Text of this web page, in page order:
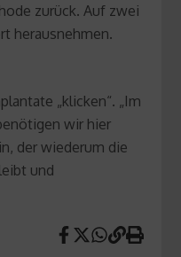
zurück. Auf zwei
herausnehmen.
„klicken“. „Im
wir hier
der wiederum die
und